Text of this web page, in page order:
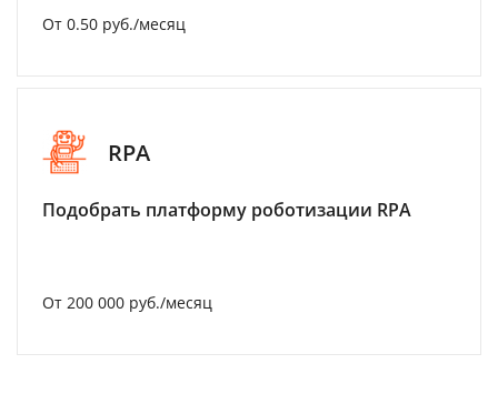
От 0.50 руб./месяц
RPA
Подобрать платформу роботизации RPA
От 200 000 руб./месяц